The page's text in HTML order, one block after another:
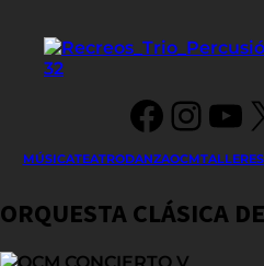
MÚSICATEATRODANZAOCMTALLERES
ORQUESTA CLÁSICA